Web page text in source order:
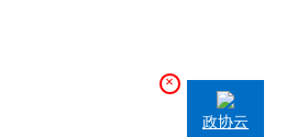
×
政协云